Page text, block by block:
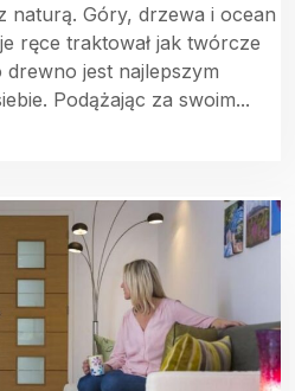
naturą. Góry, drzewa i ocean
ręce traktował jak twórcze
drewno jest najlepszym
Podążając za swoim...